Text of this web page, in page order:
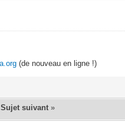
(de nouveau en ligne !)
Sujet suivant »